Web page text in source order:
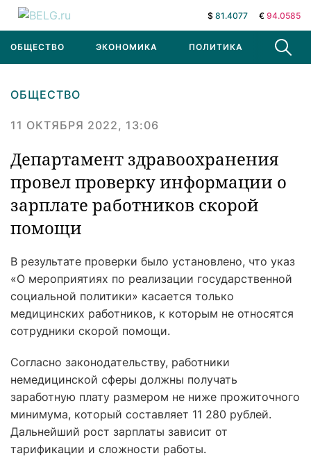
$ 81.4077 € 94.0585
ОБЩЕСТВО ЭКОНОМИКА ПОЛИТИКА В МИРЕ
ОБЩЕСТВО
11 ОКТЯБРЯ 2022, 13:06
Департамент здравоохранения
провел проверку информации о
зарплате работников скорой
помощи
В результате проверки было установлено, что указ
«О мероприятиях по реализации государственной
социальной политики» касается только
медицинских работников, к которым не относятся
сотрудники скорой помощи.
Согласно законодательству, работники
немедицинской сферы должны получать
заработную плату размером не ниже прожиточного
минимума, который составляет 11 280 рублей.
Дальнейший рост зарплаты зависит от
тарификации и сложности работы.